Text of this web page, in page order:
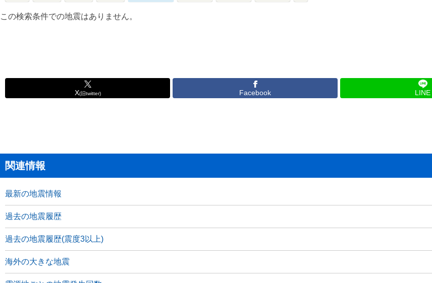
この検索条件での地震はありません。
X(旧twitter) Facebook LINE
関連情報
最新の地震情報
過去の地震履歴
過去の地震履歴(震度3以上)
海外の大きな地震